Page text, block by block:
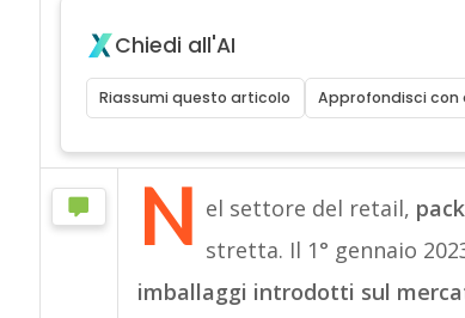
Chiedi all'AI
Riassumi questo articolo Approfondisci
N el settore del retail,
stretta. Il 1° gennaio
imballaggi introdotti sul